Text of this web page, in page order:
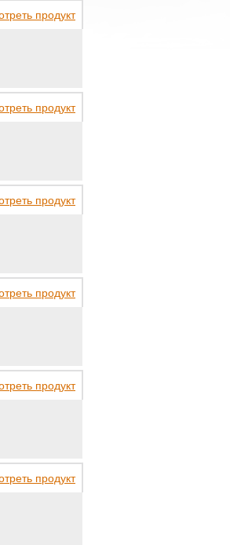
продукт
продукт
продукт
продукт
продукт
продукт